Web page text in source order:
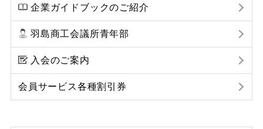
企業ガイドブックのご紹介
羽島商工会議所青年部
入会のご案内
会員サービス各種割引券